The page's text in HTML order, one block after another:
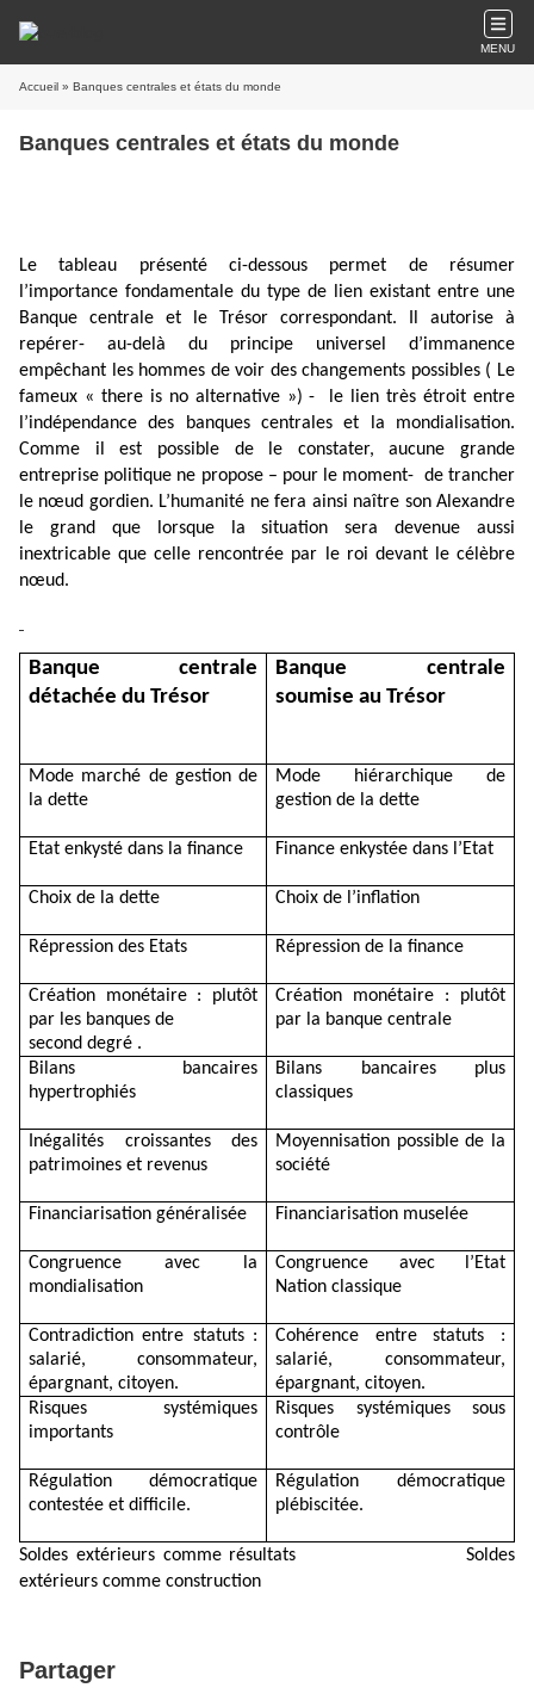
MENU
Accueil » Banques centrales et états du monde
Banques centrales et états du monde
Le tableau présenté ci-dessous permet de résumer
l’importance fondamentale du type de lien existant entre une
Banque centrale et le Trésor correspondant. Il autorise à
repérer- au-delà du principe universel d’immanence
empêchant les hommes de voir des changements possibles ( Le
fameux « there is no alternative ») -
le lien très étroit entre
l’indépendance des banques centrales et la mondialisation.
Comme il est possible de le constater, aucune grande
entreprise politique ne propose – pour le moment- de trancher
le nœud gordien. L’humanité ne fera ainsi naître son Alexandre
le grand que lorsque la situation sera devenue aussi
inextricable que celle rencontrée par le roi devant le célèbre
nœud.
Banque centrale
détachée du Trésor
Banque centrale
soumise au Trésor
Mode marché de gestion de
la dette
Mode hiérarchique de
gestion de la dette
Etat enkysté dans la finance Finance enkystée dans l’Etat
Choix de la dette Choix de l’inflation
Répression des Etats Répression de la finance
Création monétaire : plutôt
par les banques de
second degré .
Création monétaire : plutôt
par la banque centrale
Bilans bancaires
hypertrophiés
Bilans bancaires plus
classiques
Inégalités croissantes des
patrimoines et revenus
Moyennisation possible de la
société
Financiarisation généralisée Financiarisation muselée
Congruence avec la
mondialisation
Congruence avec l’Etat
Nation classique
Contradiction entre statuts :
salarié, consommateur,
épargnant, citoyen.
Cohérence entre statuts :
salarié, consommateur,
épargnant, citoyen.
Risques systémiques
importants
Risques systémiques sous
contrôle
Régulation démocratique
contestée et difficile.
Régulation démocratique
plébiscitée.
Soldes extérieurs comme résultats
Soldes
extérieurs comme construction
Partager